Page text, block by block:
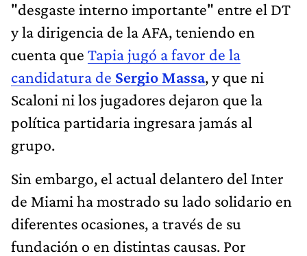
"desgaste interno importante" entre el DT
y la dirigencia de la AFA, teniendo en
cuenta que Tapia jugó a favor de la
candidatura de Sergio Massa, y que ni
Scaloni ni los jugadores dejaron que la
política partidaria ingresara jamás al
grupo.
Sin embargo, el actual delantero del Inter
de Miami ha mostrado su lado solidario en
diferentes ocasiones, a través de su
fundación o en distintas causas. Por